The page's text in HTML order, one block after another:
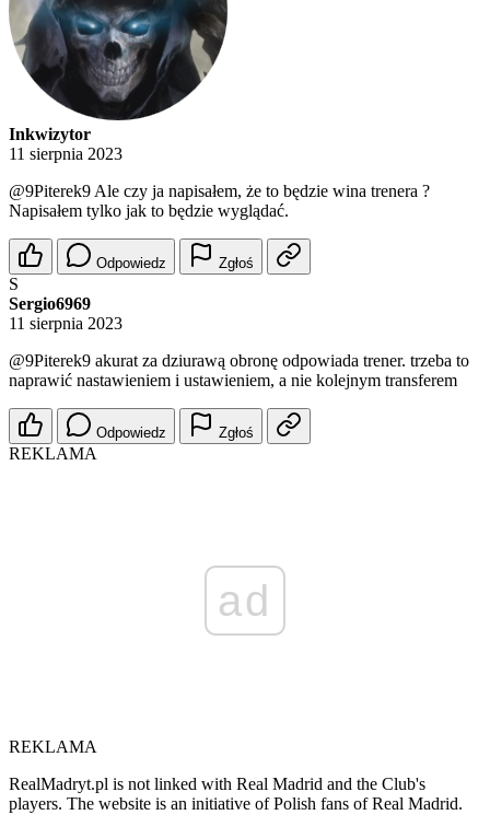
Inkwizytor
11 sierpnia 2023
@9Piterek9 Ale czy ja napisałem, że to będzie wina trenera ?
Napisałem tylko jak to będzie wyglądać.
Odpowiedz Zgłoś
S
Sergio6969
11 sierpnia 2023
@9Piterek9 akurat za dziurawą obronę odpowiada trener. trzeba to
naprawić nastawieniem i ustawieniem, a nie kolejnym transferem
Odpowiedz Zgłoś
REKLAMA
ad
REKLAMA
RealMadryt.pl is not linked with Real Madrid and the Club's
players. The website is an initiative of Polish fans of Real Madrid.